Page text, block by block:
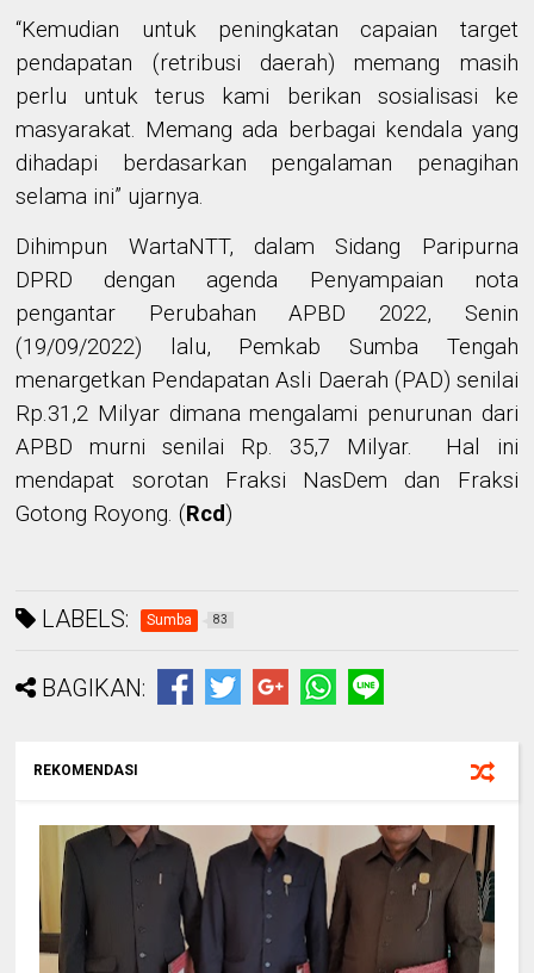
“Kemudian untuk peningkatan capaian target
pendapatan (retribusi daerah) memang masih
perlu untuk terus kami berikan sosialisasi ke
masyarakat. Memang ada berbagai kendala yang
dihadapi berdasarkan pengalaman penagihan
selama ini” ujarnya.
Dihimpun WartaNTT, dalam Sidang Paripurna
DPRD dengan agenda Penyampaian nota
pengantar Perubahan APBD 2022, Senin
(19/09/2022) lalu, Pemkab Sumba Tengah
menargetkan Pendapatan Asli Daerah (PAD) senilai
Rp.31,2 Milyar dimana mengalami penurunan dari
APBD murni senilai Rp. 35,7 Milyar. Hal ini
mendapat sorotan Fraksi NasDem dan Fraksi
Gotong Royong.(Rcd)
LABELS: Sumba 83
BAGIKAN:
REKOMENDASI